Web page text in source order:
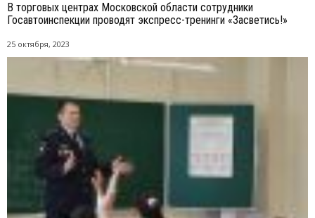
В торговых центрах Московской области сотрудники
Госавтоинспекции проводят экспресс-тренинги «Засветись!»
25 октября, 2023